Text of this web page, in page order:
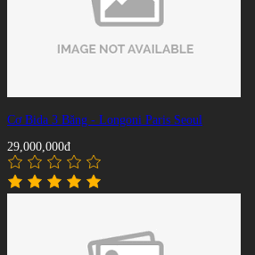
Cơ Bida 3 Băng - Longoni Paris Seoul
29,000,000đ